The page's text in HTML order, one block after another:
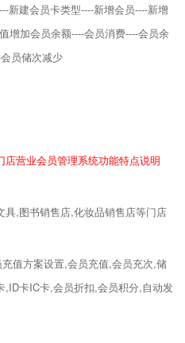
新建会员卡类型----新增会员----新增
增加会员余额----会员消费----会员余
员储次减少
营业会员管理系统功能特点说明
,图书销售店,化妆品销售店等门店
值方案设置,会员充值,会员充次,储
卡IC卡,会员折扣,会员积分,自动发